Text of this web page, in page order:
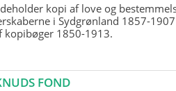
kopi af love og
i Sydgrønland 1857-
kopibøger 1850-1913.
FOND